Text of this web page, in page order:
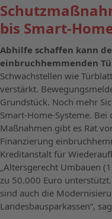
bis Smart-
Abhilfe schaffen kann
einbruchhemmenden
Schwachstellen wie
verstärkt.
Grundstück. Noch mehr
Smart-Home-Systeme.
Maßnahmen gibt es Rat
Finanzierung
Kreditanstalt für
„Altersgerecht Umbauen
zu 50.000 Euro
sind auch die
Landesbausparkassen“,